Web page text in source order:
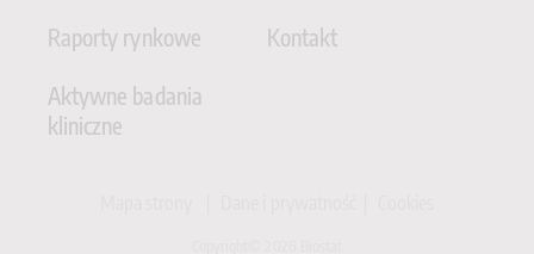
Raporty rynkowe
Aktywne badania
kliniczne
Kontakt